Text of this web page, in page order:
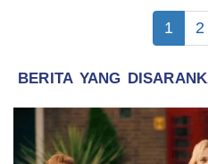
1 2